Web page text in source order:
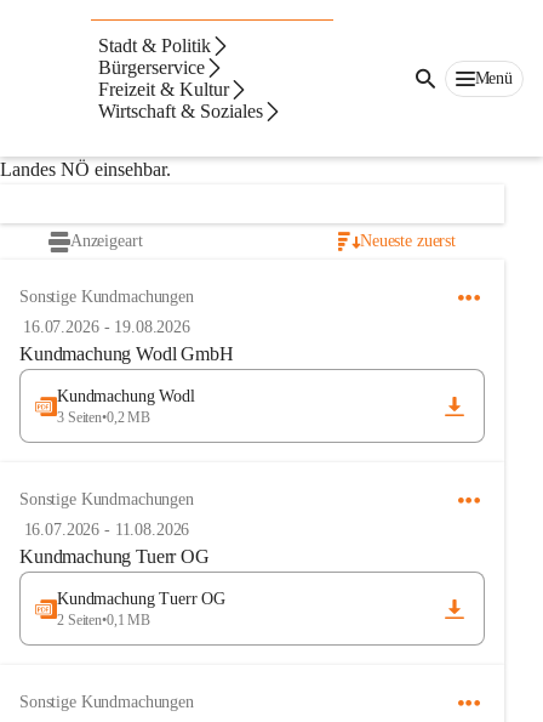
Stadt & Politik
Bürgerservice
Freizeit & Kultur
Wirtschaft & Soziales
Menü
Digitale Amtstafel
Anbei finden Sie die aktuellen Kundmachungen zu
verschiedenen Themen.
Landes NÖ einsehbar.
Anzeigeart Neueste zuerst
Sonstige Kundmachungen
16.07.2026- 19.08.2026
Kundmachung Wodl GmbH
Kundmachung Wodl
3 Seiten•0,2 MB
Sonstige Kundmachungen
16.07.2026 - 11.08.2026
Kundmachung Tuerr OG
Kundmachung Tuerr OG
2 Seiten•0,1 MB
Sonstige Kundmachungen